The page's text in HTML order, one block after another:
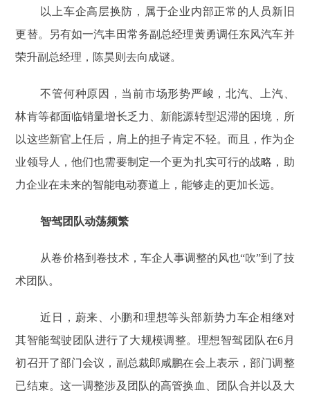
以上车企高层换防，属于企业内部正常的人员新旧
更替。另有如一汽丰田常务副总经理黄勇调任东风汽车并
荣升副总经理，陈昊则去向成谜。
不管何种原因，当前市场形势严峻，北汽、上汽、
林肯等都面临销量增长乏力、新能源转型迟滞的困境，所
以这些新官上任后，肩上的担子肯定不轻。而且，作为企
业领导人，他们也需要制定一个更为扎实可行的战略，助
力企业在未来的智能电动赛道上，能够走的更加长远。
智驾团队动荡频繁
从卷价格到卷技术，车企人事调整的风也“吹”到了技
术团队。
近日，蔚来、小鹏和理想等头部新势力车企相继对
其智能驾驶团队进行了大规模调整。理想智驾团队在6月
初召开了部门会议，副总裁郎咸鹏在会上表示，部门调整
已结束。这一调整涉及团队的高管换血、团队合并以及大